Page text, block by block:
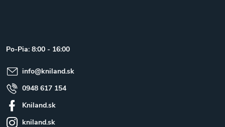
Po-Pia: 8:00 - 16:00
info@kniland.sk
0948 617 154
Kniland.sk
kniland.sk